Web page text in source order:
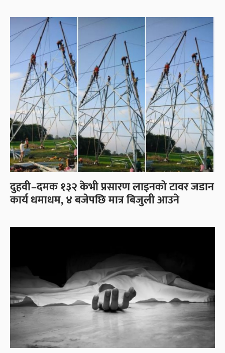
दुहवी–दमक १३२ केभी प्रसारण लाइनको टावर जडान
कार्य धमाधम, ४ बजेपछि मात्र बिजुली आउने